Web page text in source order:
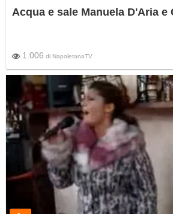
Acqua e sale Manuela D'Aria e
1.006 di NapoletanaTV